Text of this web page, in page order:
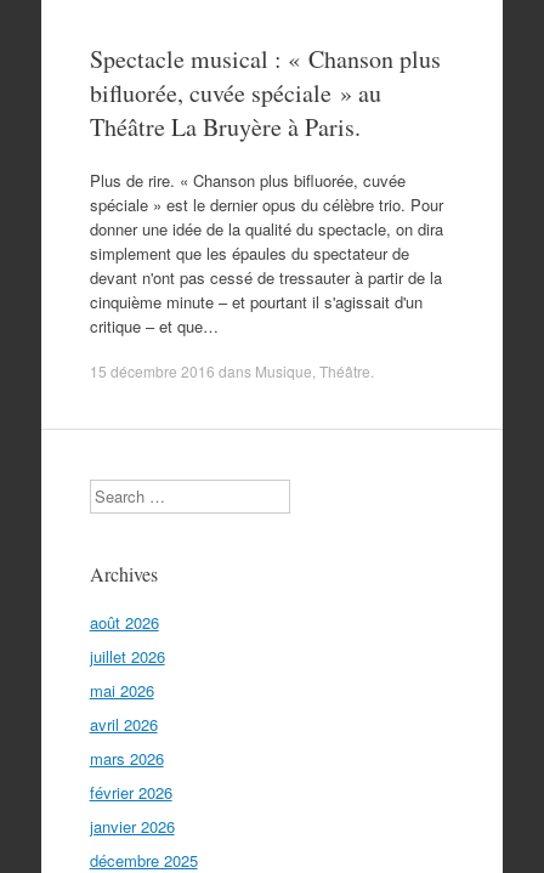
Spectacle musical : « Chanson plus
bifluorée, cuvée spéciale » au
Théâtre La Bruyère à Paris.
Plus de rire. « Chanson plus bifluorée, cuvée
spéciale » est le dernier opus du célèbre trio. Pour
donner une idée de la qualité du spectacle, on dira
simplement que les épaules du spectateur de
devant n'ont pas cessé de tressauter à partir de la
cinquième minute – et pourtant il s'agissait d'un
critique – et que…
15 décembre 2016 dans Musique Théâtre
Search
Archives
août 2026
juillet 2026
mai 2026
avril 2026
mars 2026
février 2026
janvier 2026
décembre 2025